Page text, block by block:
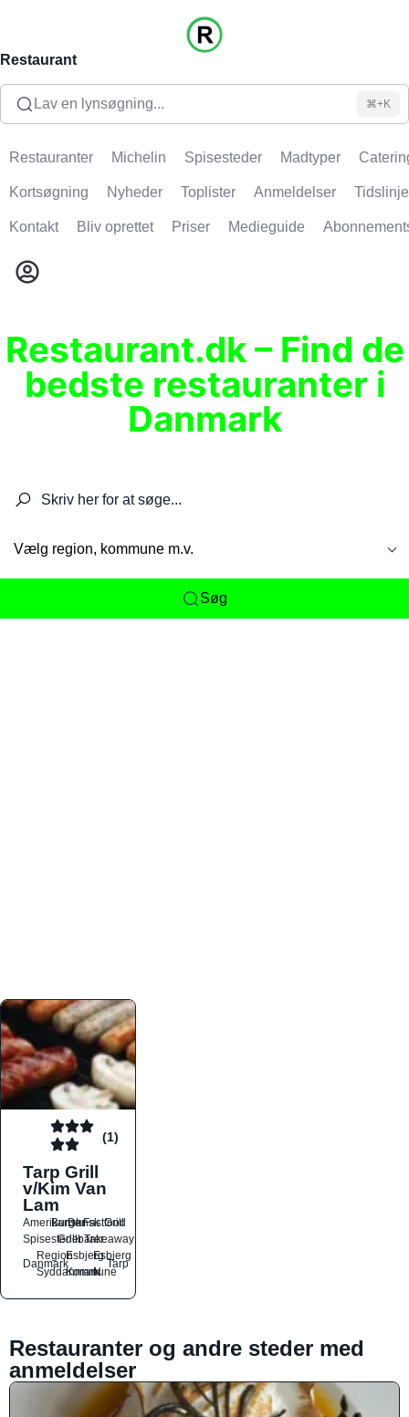
Restaurant
Lav en lynsøgning... ⌘+K
Restauranter Michelin Spisesteder Madtyper
Kortsøgning Nyheder Toplister Anmeldelser Tidslinje
Kontakt Bliv oprettet Priser Medieguide
Restaurant.dk – Find de
bedste restauranter i
Danmark
Vælg region, kommune m.v.
Søg
(1)
Tarp Grill
v/Kim Van
Lam
Amerikansk
BurgerDanskFastfood
Grill
SpisestederGrillbarerTakeaway
Danmark
Region
Syddanmark
Esbjerg
Kommune
Esbjerg
N
Tarp
Restauranter og andre steder med
anmeldelser